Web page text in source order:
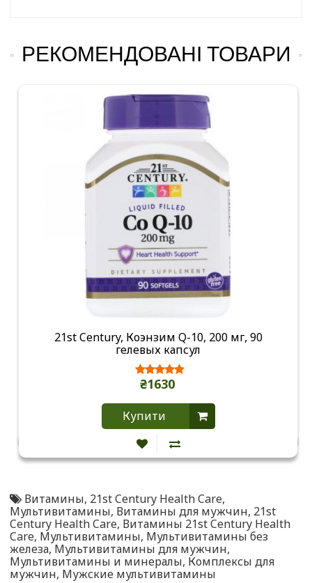
РЕКОМЕНДОВАНІ ТОВАРИ
21st Century, Коэнзим Q-10, 200 мг, 90
гелевых капсул
₴1630
Купити
Витамины, 21st Century Health Care,
Мультивитамины, Витамины для мужчин, 21st
Century Health Care, Витамины 21st Century Health
Care, Мультивитамины, Мультивитамины без
железа, Мультивитамины для мужчин,
Мультивитамины и минералы, Комплексы для
мужчин, Мужские мультивитамины